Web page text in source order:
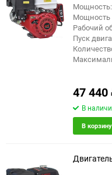
Мощность
Рабочий
Пуск
47 440
В
В корзину